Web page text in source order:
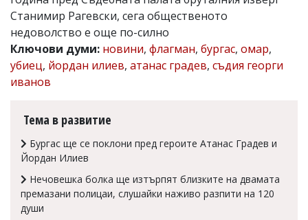
Коментарите
статиите
се
въвеждат
читателите
редакцията
носи
отговорност
тях!
откриете
обиден
Станимир Рагевски, сега общественото
недоволство е още по-силно
Ключови думи: новини, флагман, бургас, омар,
убиец, йордан илиев, атанас градев, съдия георги
иванов
Тема в развитие
Бургас ще се поклони пред героите Атанас Градев и
Йордан Илиев
Нечовешка болка ще изтърпят близките на двамата
премазани полицаи, слушайки наживо разпити на 120
души